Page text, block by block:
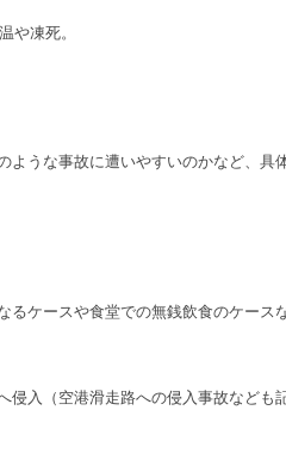
や凍死。
うな事故に遭いやすいのかなど、具
ケースや食堂での無銭飲食のケース
入（空港滑走路への侵入事故なども